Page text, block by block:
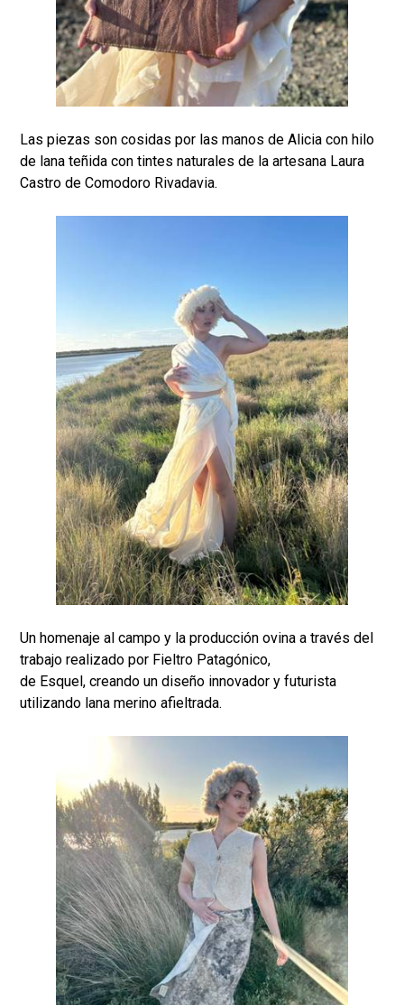
Las piezas son cosidas por las manos de Alicia con hilo
de lana teñida con tintes naturales de la artesana Laura
Castro de Comodoro Rivadavia.
Un homenaje al campo y la producción ovina a través del
trabajo realizado por Fieltro Patagónico,
de Esquel, creando un diseño innovador y futurista
utilizando lana merino afieltrada.